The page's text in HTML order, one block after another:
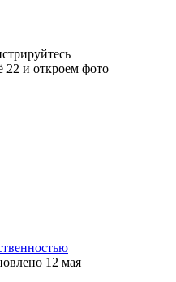
22 и откроем фото
12 мая